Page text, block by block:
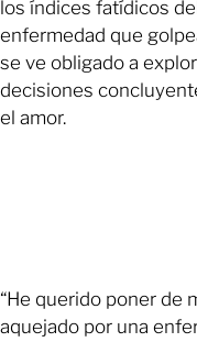
los índices fatídicos
enfermedad que
se ve obligado a
decisiones
el amor.
“He querido poner de
aquejado por una